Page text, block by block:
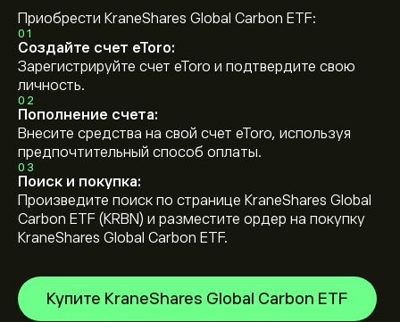
Приобрести KraneShares Global Carbon ETF:
01
Создайте счет eToro:
Зарегистрируйте счет eToro и подтвердите свою
личность.
02
Пополнение счета:
Внесите средства на свой счет eToro, используя
предпочтительный способ оплаты.
03
Поиск и покупка:
Произведите поиск по странице KraneShares Global
Carbon ETF (KRBN) и разместите ордер на покупку
KraneShares Global Carbon ETF.
Купите KraneShares Global Carbon ETF